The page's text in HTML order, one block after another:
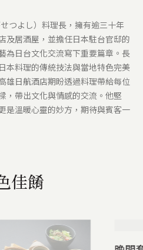
つよし）料理長，擁有逾三十年
及居酒屋，並擔任日本駐台官邸的
為日台文化交流寫下重要篇章。長
本料理的傳統技法與當地特色完美
雄日航酒店期盼透過料理帶給每位
，帶出文化與情感的交流。他堅
是溫暖心靈的妙方，期待與賓客一
佳餚